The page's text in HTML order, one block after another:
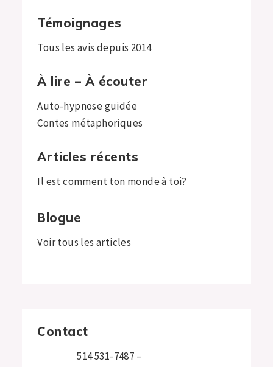
Témoignages
Tous les avis depuis 2014
À lire – À écouter
Auto-hypnose guidée
Contes métaphoriques
Articles récents
Il est comment ton monde à toi?
Blogue
Voir tous les articles
Contact
514 531-7487 –